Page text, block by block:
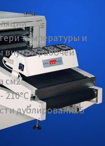
температуры и
внутри рабочей
см2
дублирования 5